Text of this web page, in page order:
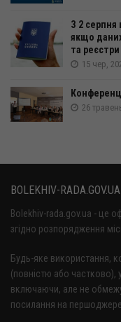
З 2 серпня
якщо
та реєстри
15 чер,
26
BOLEKHIV-RADA.GOV.UA
Bolekhiv-rada.gov.ua - це
згідно розпорядження
Будь-яке використання,
(повністю або частково),
включаючи, але не
посилання на